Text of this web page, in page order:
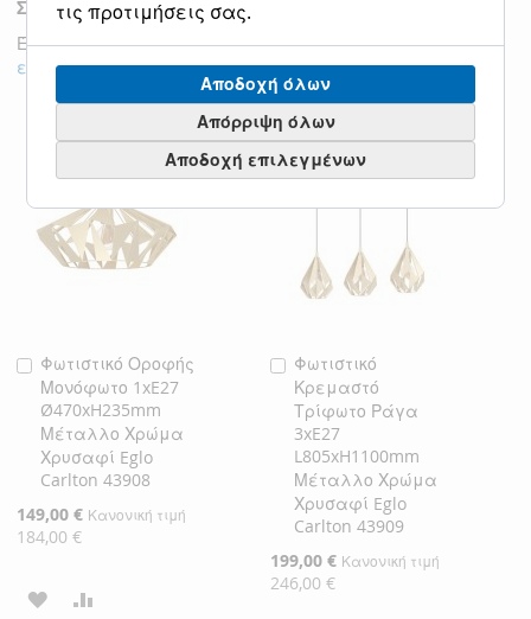
Σχετικά Προϊόντα
Έλεγχος στοιχείων για να προσθέσετε στο καλάθι ή
επιλογή όλων
Φωτιστικό Οροφής
Μονόφωτο 1xE27
Ø470xH235mm
Μέταλλο Χρώμα
Χρυσαφί Eglo
Carlton 43908
Ειδική
Τιμή
149,00 € Κανονική τιμή
184,00 €
Προσθήκη
στο
Καλάθι
ΠΡΟΣΘΉΚΗ
Φωτιστικό
Κρεμαστό
Τρίφωτο Ράγα
3xE27
L805xH1100mm
Μέταλλο Χρώμα
Χρυσαφί Eglo
Carlton 43909
Ειδική
Τιμή
199,00 € Κανονική τιμή
246,00 €
Προσθήκη
στο
Καλάθι
τις προτιμήσεις σας.
Αποδοχή όλων
Απόρριψη όλων
Αποδοχή επιλεγμένων